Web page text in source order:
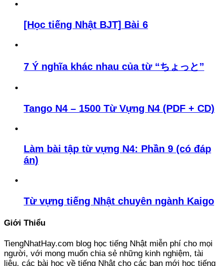
[Học tiếng Nhật BJT] Bài 6
7 Ý nghĩa khác nhau của từ “ちょっと”
Tango N4 – 1500 Từ Vựng N4 (PDF + CD)
Làm bài tập từ vựng N4: Phần 9 (có đáp
án)
Từ vựng tiếng Nhật chuyên ngành Kaigo
Giới Thiểu
TiengNhatHay.com blog học tiếng Nhật miễn phí cho mọi
người, với mong muốn chia sẻ những kinh nghiệm, tài
liệu, các bài học về tiếng Nhật cho các bạn mới học tiếng